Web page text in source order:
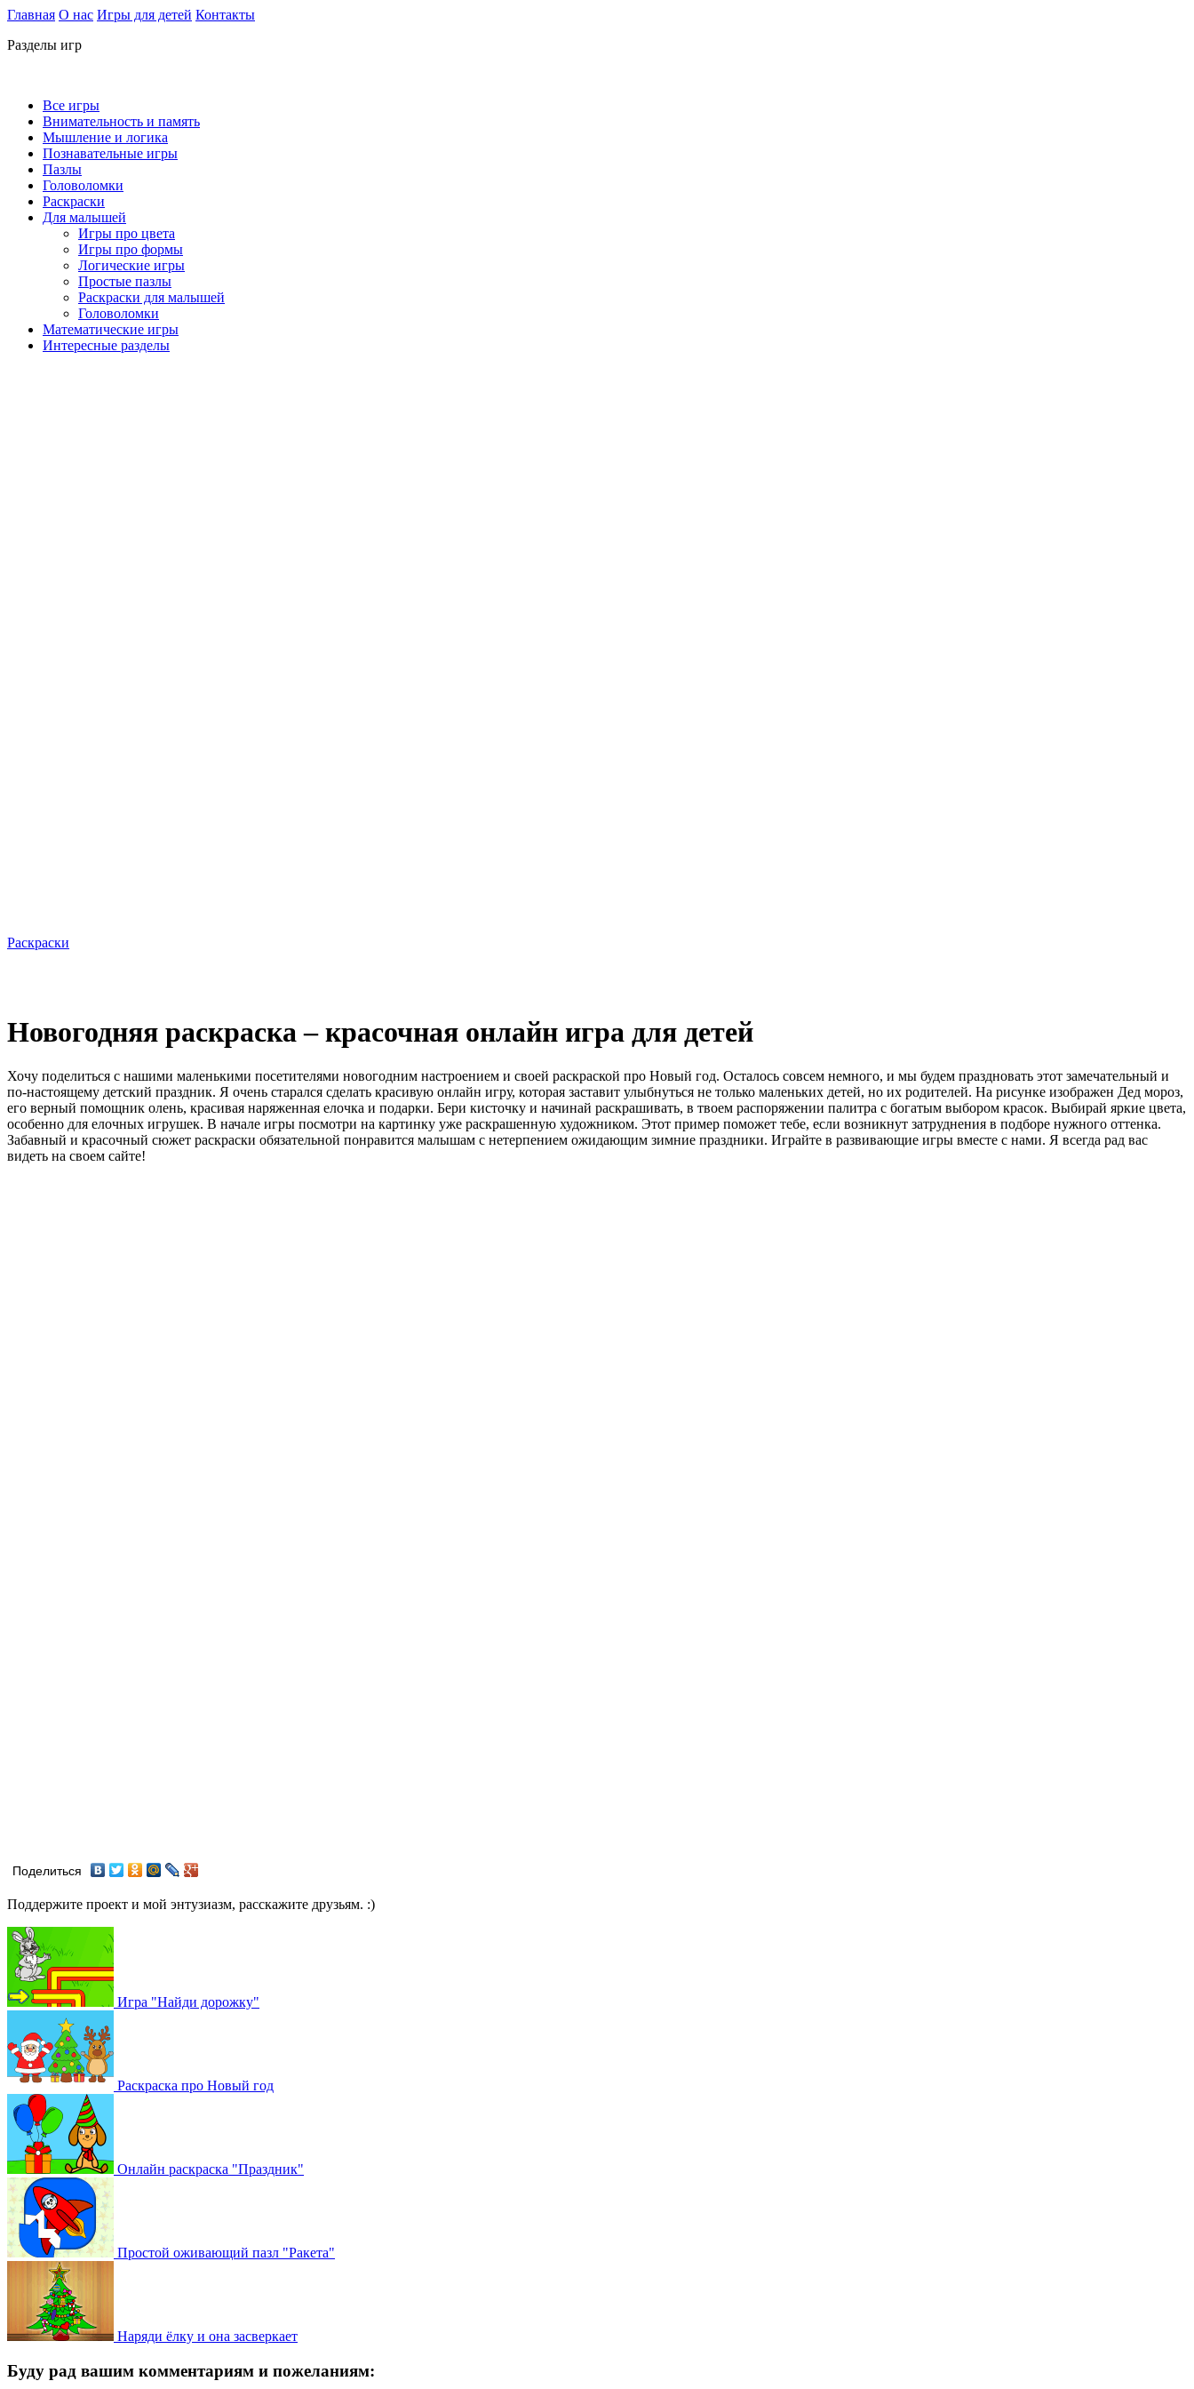
Главная О нас Игры для детей Контакты
Разделы игр
Все игры
Внимательность и память
Мышление и логика
Познавательные игры
Пазлы
Головоломки
Раскраски
Для малышей
Игры про цвета
Игры про формы
Логические игры
Простые пазлы
Раскраски для малышей
Головоломки
Математические игры
Интересные разделы
Раскраски
Новогодняя раскраска – красочная онлайн игра для детей
Хочу поделиться с нашими маленькими посетителями новогодним настроением и своей раскраской про Новый год. Осталось совсем немного, и мы будем праздновать этот замечательный и
по-настоящему детский праздник. Я очень старался сделать красивую онлайн игру, которая заставит улыбнуться не только маленьких детей, но их родителей. На рисунке изображен Дед мороз,
его верный помощник олень, красивая наряженная елочка и подарки. Бери кисточку и начинай раскрашивать, в твоем распоряжении палитра с богатым выбором красок. Выбирай яркие цвета,
особенно для елочных игрушек. В начале игры посмотри на картинку уже раскрашенную художником. Этот пример поможет тебе, если возникнут затруднения в подборе нужного оттенка.
Забавный и красочный сюжет раскраски обязательной понравится малышам с нетерпением ожидающим зимние праздники. Играйте в развивающие игры вместе с нами. Я всегда рад вас
видеть на своем сайте!
Поделиться
Поддержите проект и мой энтузиазм, расскажите друзьям. :)
Игра "Найди дорожку"
Раскраска про Новый год
Онлайн раскраска "Праздник"
Простой оживающий пазл "Ракета"
Наряди ёлку и она засверкает
Буду рад вашим комментариям и пожеланиям: